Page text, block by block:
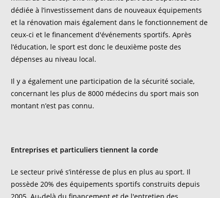
dédiée à l’investissement dans de nouveaux équipements
et la rénovation mais également dans le fonctionnement de
ceux-ci et le financement d'événements sportifs. Après
l’éducation, le sport est donc le deuxième poste des
dépenses au niveau local.
Il y a également une participation de la sécurité sociale,
concernant les plus de 8000 médecins du sport mais son
montant n’est pas connu.
Entreprises et particuliers tiennent la corde
Le secteur privé s’intéresse de plus en plus au sport. Il
possède 20% des équipements sportifs construits depuis